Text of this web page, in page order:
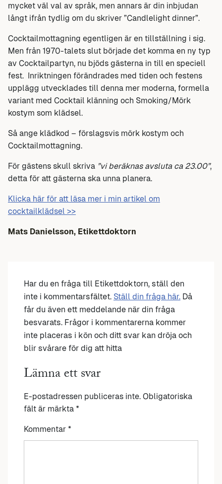
mycket väl val av språk, men annars är din inbjudan
långt ifrån tydlig om du skriver ”Candlelight dinner”.
Cocktailmottagning egentligen är en tillställning i sig.
Men från 1970-talets slut började det komma en ny typ
av Cocktailpartyn, nu bjöds gästerna in till en speciell
fest. Inriktningen förändrades med tiden och festens
upplägg utvecklades till denna mer moderna, formella
variant med Cocktail klänning och Smoking/Mörk
kostym som klädsel.
Så ange klädkod – förslagsvis mörk kostym och
Cocktailmottagning.
För gästens skull skriva ”vi beräknas avsluta ca 23.00”,
detta för att gästerna ska unna planera.
Klicka här för att läsa mer i min artikel om
cocktailklädsel >>
Mats Danielsson, Etikettdoktorn
Har du en fråga till Etikettdoktorn, ställ den
inte i kommentarsfältet. Ställ din fråga här. Då
får du även ett meddelande när din fråga
besvarats. Frågor i kommentarerna kommer
inte placeras i kön och ditt svar kan dröja och
blir svårare för dig att hitta
Lämna ett svar
E-postadressen publiceras inte. Obligatoriska
fält är märkta *
Kommentar *